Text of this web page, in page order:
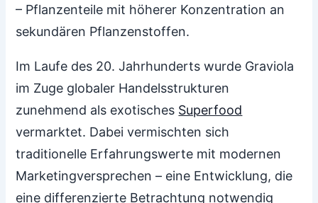
– Pflanzenteile mit höherer Konzentration an
sekundären Pflanzenstoffen.
Im Laufe des 20. Jahrhunderts wurde Graviola
im Zuge globaler Handelsstrukturen
zunehmend als exotisches Superfood
vermarktet. Dabei vermischten sich
traditionelle Erfahrungswerte mit modernen
Marketingversprechen – eine Entwicklung, die
eine differenzierte Betrachtung notwendig